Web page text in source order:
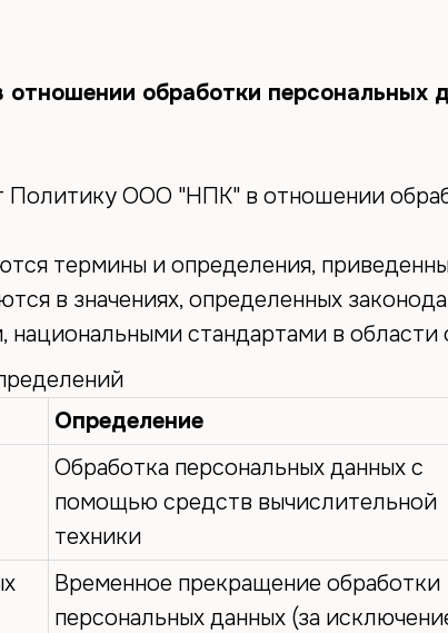
обработки
ООО "НПК" в отношении
термины и определения,
в значениях, определенных
стандартами в
Определение
Обработка персональных данных с
помощью средств вычислительной
техники
Временное прекращение обработки
персональных данных (за